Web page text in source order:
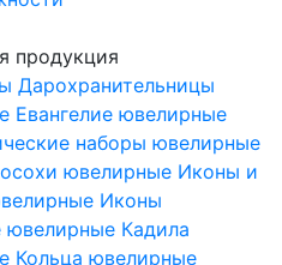
продукция
Дарохранительницы
Евангелие ювелирные
наборы ювелирные
ювелирные Иконы и
Иконы
ювелирные Кадила
Кольца ювелирные